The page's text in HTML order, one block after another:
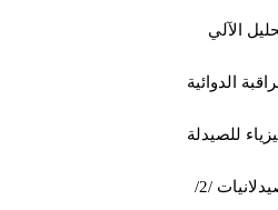
الآلي
الدوائية
للصيدلة
/2/